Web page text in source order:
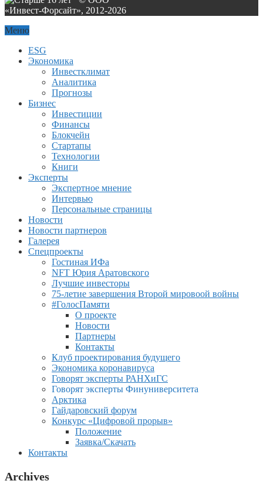
«Инвест-Форсайт», 2012-2026
Меню
ESG
Экономика
Инвестклимат
Аналитика
Прогнозы
Бизнес
Инвестиции
Финансы
Блокчейн
Стартапы
Технологии
Книги
Эксперты
Экспертное мнение
Интервью
Персональные страницы
Новости
Новости партнеров
Галерея
Спецпроекты
Гостиная ИФа
NFT Юрия Аратовского
Лучшие инвесторы
75-летие завершения Второй мировоой войны
#ГолосПамяти
О проекте
Новости
Партнеры
Контакты
Клуб проектирования будущего
Экономика коронавируса
Говорят эксперты РАНХиГС
Говорят эксперты Финуниверситета
Арктика
Гайдаровский форум
Конкурс «Цифровой прорыв»
Положение
Заявка/Скачать
Контакты
Archives